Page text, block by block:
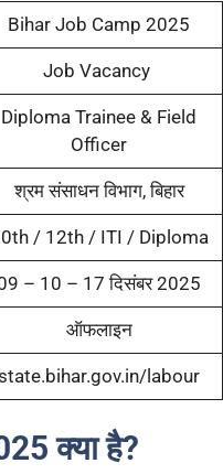
Bihar Job Camp 2025
Job Vacancy
Diploma Trainee & Field
Officer
श्रम संसाधन विभाग, बिहार
/ 12th / ITI / Diploma
– 10 – 17 दिसंबर 2025
ऑफलाइन
labour
क्या है?